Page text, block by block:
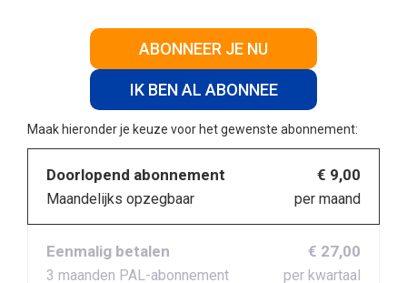
ABONNEER JE NU
IK BEN AL ABONNEE
Maak hieronder je keuze voor het gewenste abonnement:
Doorlopend abonnement
Maandelijks opzegbaar
€ 9,00
per maand
Eenmalig betalen
3 maanden PAL-abonnement
€ 27,00
per kwartaal